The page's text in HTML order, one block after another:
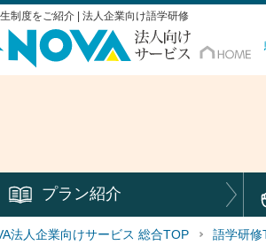
制度をご紹介 | 法人企業向け語学研修
プラン紹介
法人企業向けサービス 総合TOP 語学研修